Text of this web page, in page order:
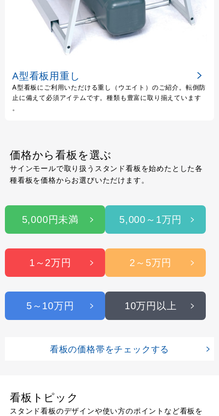
A型看板用重し
A型看板にご利用いただける重し（ウエイト）のご紹介。転倒防
止に備えて必須アイテムです。種類も豊富に取り揃えています
。
価格から看板を選ぶ
サインモールで取り扱うスタンド看板を始めたとした各
種看板を価格からお選びいただけます。
5,000円未満 5,000～1万円
1～2万円 2～5万円
5～10万円 10万円以上
看板の価格帯をチェックする
看板トピック
スタンド看板のデザインや使い方のポイントなど看板を